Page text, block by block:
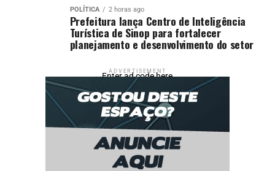
POLÍTICA 2 horas ago
Prefeitura lança Centro de Inteligência
Turística de Sinop para fortalecer
planejamento e desenvolvimento do setor
ADVERTISEMENT
Enter ad code here